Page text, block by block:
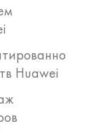
Huawei